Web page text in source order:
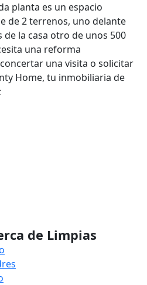
planta es un espacio
de 2 terrenos, uno delante
de la casa otro de unos 500
una reforma
una visita o solicitar
Home, tu inmobiliaria de
de Limpias